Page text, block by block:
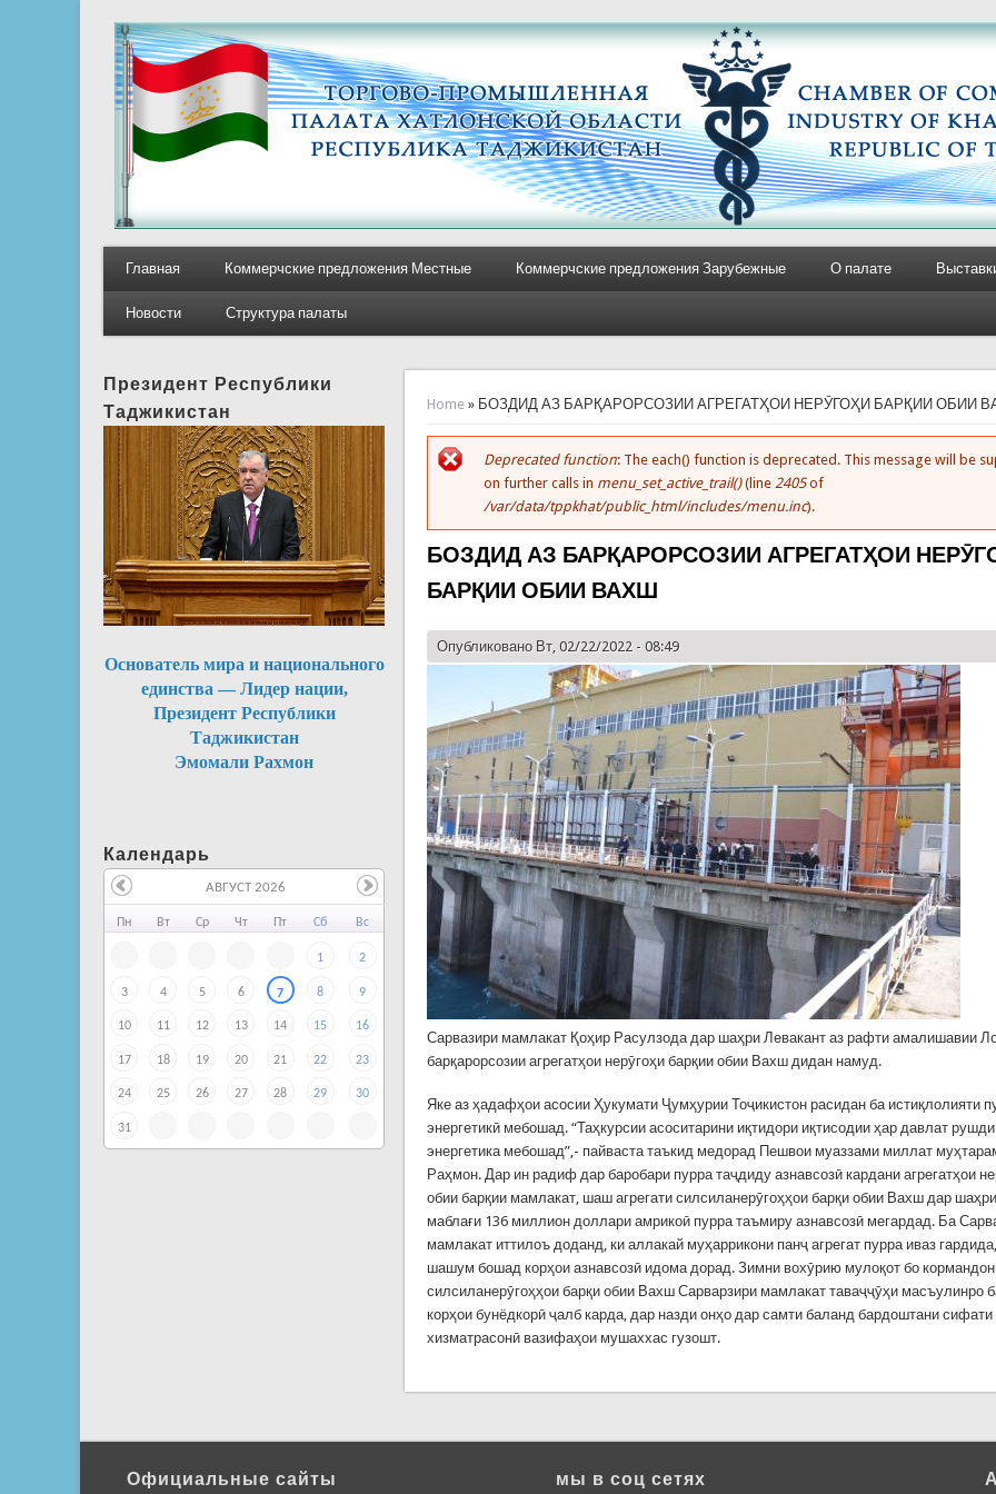
Главная Коммерчские предложения Местные Коммерчские предложения Зарубежные О палате
Новости Структура палаты
You are here
Home » БОЗДИД АЗ БАРҚАРОРСОЗИИ АГРЕГАТҲОИ НЕРӮГОҲИ БАРҚИИ ОБИИ
Error message
Deprecated function: The each() function is deprecated. This message will be
on further calls in menu_set_active_trail()(line 2405of
/var/data/tppkhat/public_html/includes/menu.inc).
БОЗДИД АЗ БАРҚАРОРСОЗИИ АГРЕГАТҲОИ
БАРҚИИ ОБИИ ВАХШ
Опубликовано Вт, 02/22/2022 - 08:49
Сарвазири мамлакат Қоҳир Расулзода дар шаҳри Левакант аз рафти амалишавии
барқарорсозии агрегатҳои нерӯгоҳи барқии обии Вахш дидан намуд.
Яке аз ҳадафҳои асосии Ҳукумати Ҷумҳурии Тоҷикистон расидан ба истиқлолияти
энергетикӣ мебошад. “Таҳкурсии асоситарини иқтидори иқтисодии ҳар давлат
энергетика мебошад”,- пайваста таъкид медорад Пешвои муаззами миллат
Раҳмон. Дар ин радиф дар баробари пурра таҷдиду азнавсозӣ кардани агрегатҳои
обии барқии мамлакат, шаш агрегати силсиланерӯгоҳҳои барқи обии Вахш дар
маблағи 136 миллион доллари амрикоӣ пурра таъмиру азнавсозӣ мегардад. Ба
мамлакат иттилоъ доданд, ки аллакай муҳаррикони панҷ агрегат пурра иваз
шашум бошад корҳои азнавсозӣ идома дорад. Зимни вохӯрию мулоқот бо
силсиланерӯгоҳҳои барқи обии Вахш Сарварзири мамлакат таваҷҷӯҳи масъулинро
корҳои бунёдкорӣ ҷалб карда, дар назди онҳо дар самти баланд бардоштани сифати
хизматрасонӣ вазифаҳои мушаххас гузошт.
Президент Республики
Таджикистан
Основатель мира и национального
единства — Лидер нации,
Президент Республики
Таджикистан
Эмомали Рахмон
Календарь
Пн Вт Ср Чт Пт Сб Вс
1 2
3 4 5 6 7 8 9
10 11 12 13 14 15 16
17 18 19 20 21 22 23
24 25 26 27 28 29 30
31
АВГУСТ 2026
Официальные сайты мы в соц сетях